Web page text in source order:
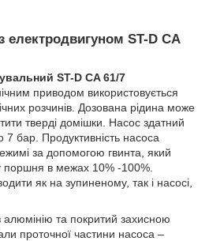
ST-D CA
ST-D CA 61/7
приводом використовується
розчинів. Дозована рідина може
тверді домішки. Насос здатний
7 бар. Продуктивність насоса
за допомогою гвинта, який
в межах 10% -100%.
як на зупиненому, так і насосі,
алюмінію та покритий захисною
проточної частини насоса –